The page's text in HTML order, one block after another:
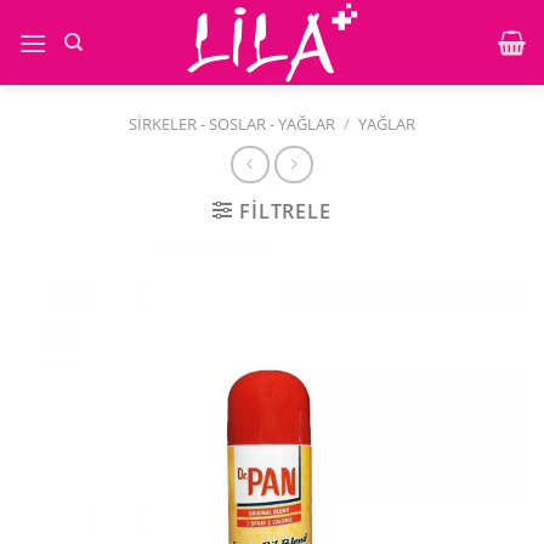
atla
SIRKELER - SOSLAR - YAĞLAR / YAĞLAR
FILTRELE